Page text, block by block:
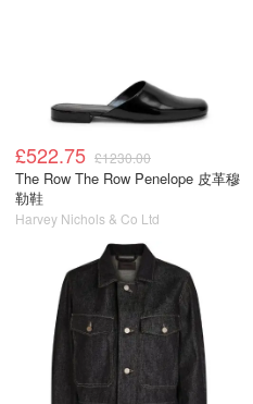
£522.75 £1230.00
The Row The Row Penelope 皮革穆
勒鞋
Harvey Nichols & Co Ltd